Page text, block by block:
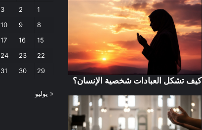
1
2
3
8
9
10
15
16
17
22
23
24
29
30
31
« يوليو
كيف تشكل العبادات شخصية الإنسان؟